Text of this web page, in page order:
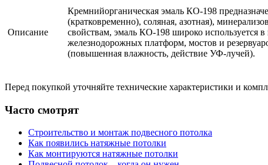
Описание
Кремнийорганическая эмаль КО-198
(кратковременно), соляная, азотная),
свойствам, эмаль КО-198 широко используется
железнодорожных платформ, мостов и
(повышенная влажность, действие УФ-лучей).
Перед покупкой уточняйте технические характеристики и
Часто смотрят
Строительство и монтаж подвесного потолка
Как появились натяжные потолки
Как монтируются натяжные потолки